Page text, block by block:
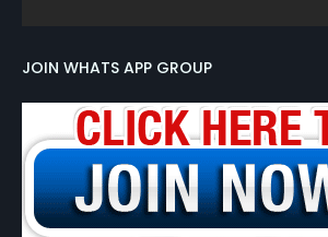
JOIN WHATS APP GROUP